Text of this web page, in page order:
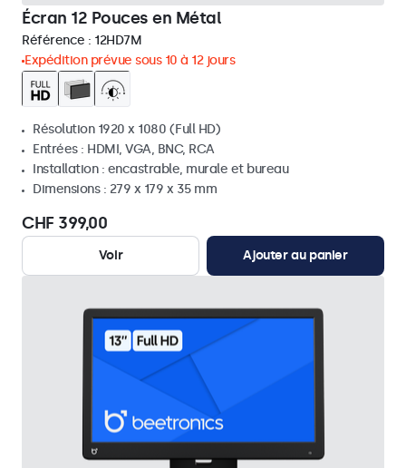
Écran 12 Pouces en Métal
Référence : 12HD7M
Expédition prévue sous 10 à 12 jours
Résolution 1920 x 1080 (Full HD)
Entrées : HDMI, VGA, BNC, RCA
Installation : encastrable, murale et bureau
Dimensions : 279 x 179 x 35 mm
CHF 399,00
Voir Ajouter au panier